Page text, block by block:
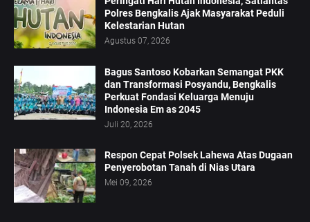
Polres Bengkalis Ajak Masyarakat Peduli
Kelestarian Hutan
Agustus 07, 2026
Bagus Santoso Kobarkan Semangat PKK
dan Transformasi Posyandu, Bengkalis
Perkuat Fondasi Keluarga Menuju
Indonesia Em as 2045
Juli 20, 2026
Respon Cepat Polsek Lahewa Atas Dugaan
Penyerobotan Tanah di Nias Utara
Mei 09, 2026